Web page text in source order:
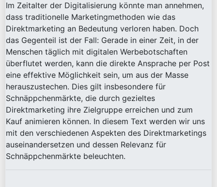
Im Zeitalter der Digitalisierung könnte man annehmen,
dass traditionelle Marketingmethoden wie das
Direktmarketing an Bedeutung verloren haben. Doch
das Gegenteil ist der Fall: Gerade in einer Zeit, in der
Menschen täglich mit digitalen Werbebotschaften
überflutet werden, kann die direkte Ansprache per Post
eine effektive Möglichkeit sein, um aus der Masse
herauszustechen. Dies gilt insbesondere für
Schnäppchenmärkte, die durch gezieltes
Direktmarketing ihre Zielgruppe erreichen und zum
Kauf animieren können. In diesem Text werden wir uns
mit den verschiedenen Aspekten des Direktmarketings
auseinandersetzen und dessen Relevanz für
Schnäppchenmärkte beleuchten.